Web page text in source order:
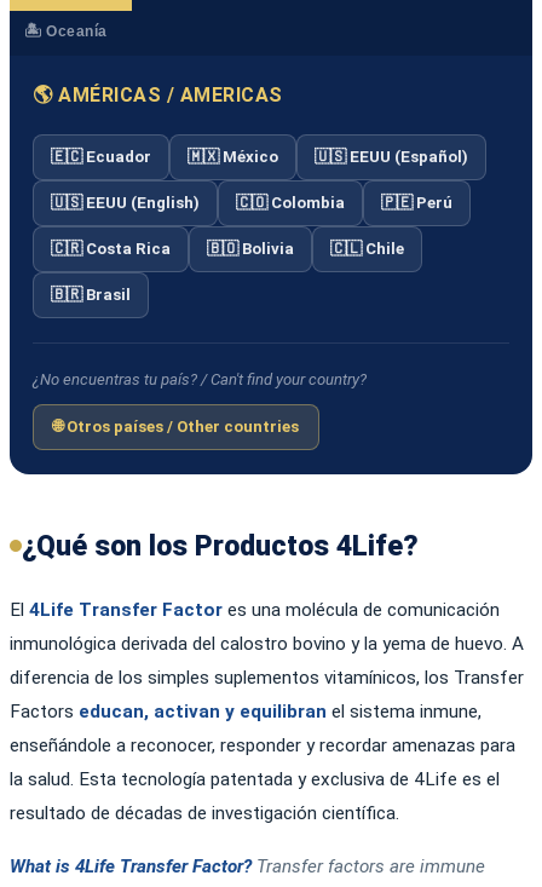
🏝️ Oceanía
🌎 AMÉRICAS / AMERICAS
🇪🇨 Ecuador 🇲🇽 México 🇺🇸 EEUU (Español)
🇺🇸 EEUU (English) 🇨🇴 Colombia 🇵🇪 Perú
🇨🇷 Costa Rica 🇧🇴 Bolivia 🇨🇱 Chile
🇧🇷 Brasil
¿No encuentras tu país? / Can't find your country?
🌐 Otros países / Other countries
¿Qué son los Productos 4Life?
El 4Life Transfer Factor es una molécula de comunicación
inmunológica derivada del calostro bovino y la yema de huevo. A
diferencia de los simples suplementos vitamínicos, los Transfer
Factors educan, activan y equilibran el sistema inmune,
enseñándole a reconocer, responder y recordar amenazas para
la salud. Esta tecnología patentada y exclusiva de 4Life es el
resultado de décadas de investigación científica.
What is 4Life Transfer Factor?Transfer factors are immune